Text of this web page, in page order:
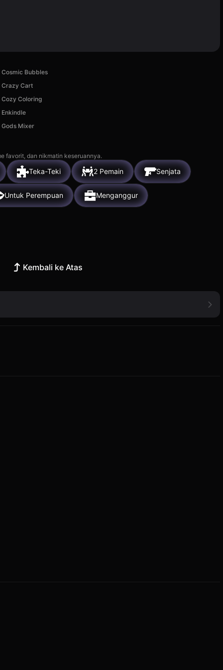
Cosmic Bubbles
Crazy Cart
Cozy Coloring
Enkindle
Gods Mixer
favorit, dan nikmatin keseruannya.
Teka-Teki 2 Pemain Senjata
Untuk Perempuan Menganggur
Kembali ke Atas